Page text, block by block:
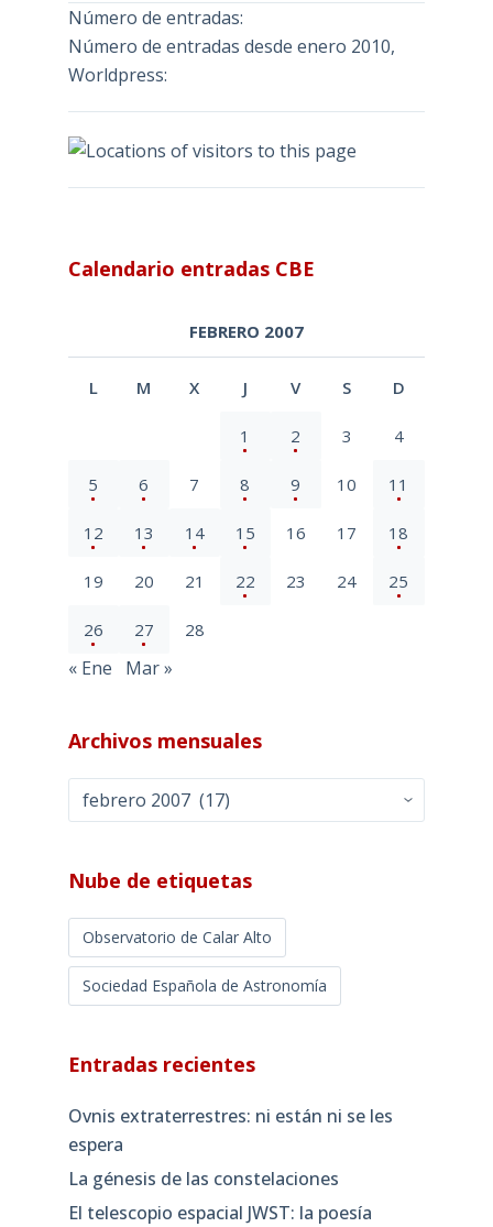
Número de entradas:
Número de entradas desde enero 2010,
Worldpress:
Calendario entradas CBE
FEBRERO 2007
L M X J V S D
1 2 3 4
5 6 7 8 9 10 11
12 13 14 15 16 17 18
19 20 21 22 23 24 25
26 27 28
« Ene Mar »
Archivos mensuales
Archivos
mensuales
Nube de etiquetas
Observatorio de Calar Alto
Sociedad Española de Astronomía
Entradas recientes
Ovnis extraterrestres: ni están ni se les
espera
La génesis de las constelaciones
El telescopio espacial JWST: la poesía